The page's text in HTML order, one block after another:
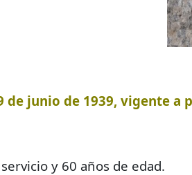
de junio de 1939, vigente
y 60 años de edad.